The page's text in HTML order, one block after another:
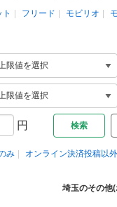
フリード モビリオ
円
み オンライン決済投稿以外
埼玉のその他